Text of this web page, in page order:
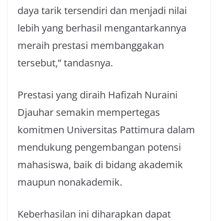
daya tarik tersendiri dan menjadi nilai
lebih yang berhasil mengantarkannya
meraih prestasi membanggakan
tersebut,” tandasnya.
Prestasi yang diraih Hafizah Nuraini
Djauhar semakin mempertegas
komitmen Universitas Pattimura dalam
mendukung pengembangan potensi
mahasiswa, baik di bidang akademik
maupun nonakademik.
Keberhasilan ini diharapkan dapat